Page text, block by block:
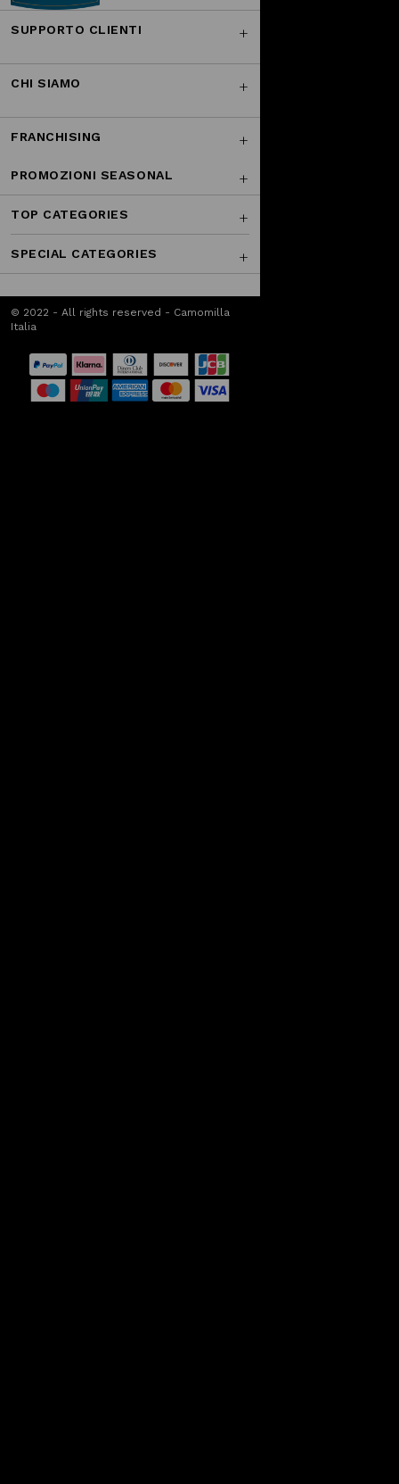
SUPPORTO CLIENTI
CHI SIAMO
FRANCHISING
PROMOZIONI SEASONAL
TOP CATEGORIES
SPECIAL CATEGORIES
© 2022 - All rights reserved - Camomilla
Italia